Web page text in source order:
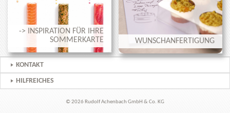
-> INSPIRATION FÜR IHRE
SOMMERKARTE
WUNSCHANFERTIGUNG
KONTAKT
HILFREICHES
© 2026 Rudolf Achenbach GmbH & Co. KG